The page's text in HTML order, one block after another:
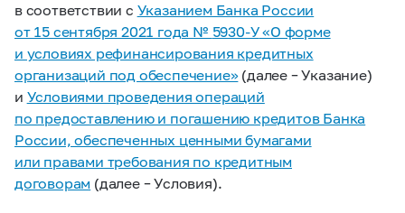
в соответствии с Указанием Банка России
от 15 сентября 2021 года № 5930-У«О форме
и условиях рефинансирования кредитных
организаций под обеспечение»(далее – Указание)
и Условиями проведения операций
по предоставлению и погашению кредитов Банка
России, обеспеченных ценными бумагами
или правами требования по кредитным
договорам (далее – Условия).